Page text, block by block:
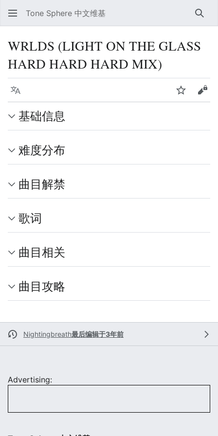
Tone Sphere 中文维基 搜索
WRLDS (LIGHT ON THE GLASS
HARD HARD HARD MIX)
语言 监视 查
基础信息
难度分布
曲目解禁
歌词
曲目相关
曲目攻略
Nightingbreath最后编辑于3年前
Advertising: